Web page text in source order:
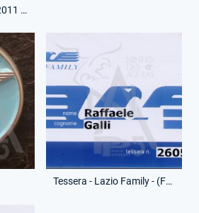
Ritaglio - 17 Ottobre 2011 - Il Messaggero - Lazio-Roma
Tessera - Lazio Family - (Fronte)